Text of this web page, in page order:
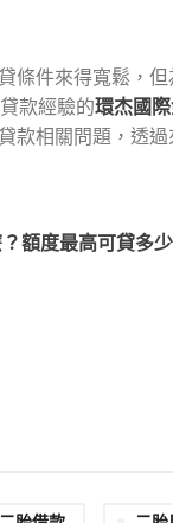
條件來得寬鬆，
款經驗的環杰國
款相關問題，透
額度最高可貸多